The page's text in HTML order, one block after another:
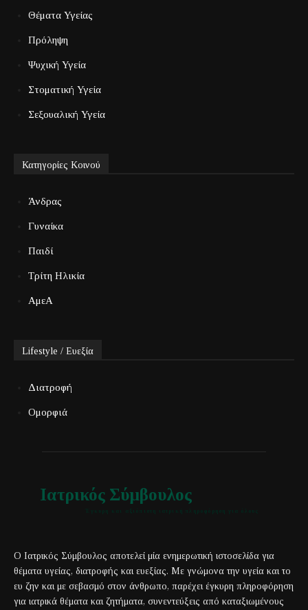
Θέματα Υγείας
Πρόληψη
Ψυχική Υγεία
Στοματική Υγεία
Σεξουαλική Υγεία
Κατηγορίες Κοινού
Άνδρας
Γυναίκα
Παιδί
Τρίτη Ηλικία
ΑμεΑ
Lifestyle / Ευεξία
Διατροφή
Ομορφιά
Ιατρικός Σύμβουλος
Ο Ιατρικός Σύμβουλος αποτελεί μία ενημερωτική ιστοσελίδα για
θέματα υγείας, διατροφής και ευεξίας. Με γνώμονα την υγεία και το
ευ ζην και με σεβασμό στον άνθρωπο, παρέχει έγκυρη πληροφόρηση
για ιατρικά θέματα και ζητήματα, συνεντεύξεις από καταξιωμένους